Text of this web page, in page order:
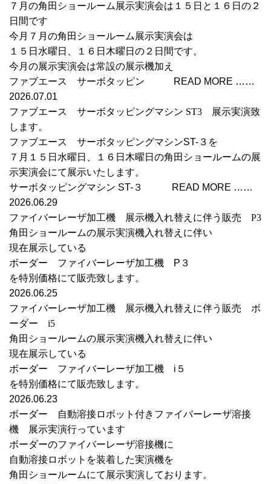
７月の角田ショールーム展示実演会は１５日と１６日の２
日間です
今月７月の角田ショールーム展示実演会は
１５日水曜日、１６日木曜日の２日間です。
今月の展示実演会は常設の展示機加え
ファブエース サーボタッピン READ MORE ……
2026.07.01
ファブエース サーボタッピングマシン ST3 展示実演致
します。
ファブエース サーボタッピングマシンST-３を
７月１５日水曜日、１６日木曜日の角田ショールームの展
示実演会にて展示いたします。
サーボタッピングマシン ST-３ READ MORE ……
2026.06.29
ファイバーレーザ加工機 展示機入れ替えに伴う販売 P3
角田ショールームの展示実演機入れ替えに伴い
現在展示している
ボーダー ファイバーレーザ加工機 P３
を特別価格にて販売致します。
2026.06.25
ファイバーレーザ加工機 展示機入れ替えに伴う販売 ボ
ーダー i5
角田ショールームの展示実演機入れ替えに伴い
現在展示している
ボーダー ファイバーレーザ加工機 i５
を特別価格にて販売致します。
2026.06.23
ボーダー 自動溶接ロボット付きファイバーレーザ溶接
機 展示実演行っています
ボーダーのファイバーレーザ溶接機に
自動溶接ロボットを装着した実演機を
角田ショールームにて展示実演しております。